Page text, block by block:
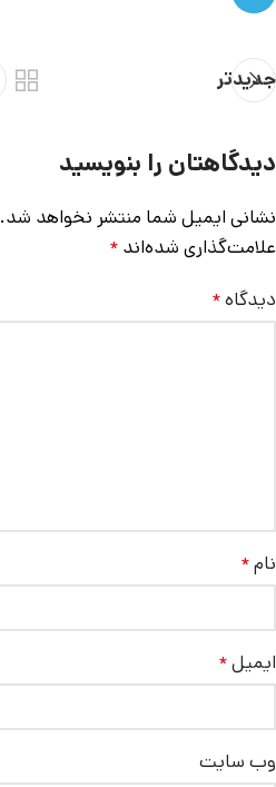
جدیدتر
دیدگاهتان را بنویسید
نشانی ایمیل شما منتشر نخواهد شد.
علامت‌گذاری شده‌اند *
دیدگاه*
نام*
ایمیل*
وب‌ سایت